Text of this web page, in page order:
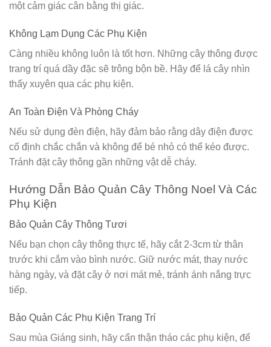
một cảm giác cân bằng thị giác.
Không Lạm Dụng Các Phụ Kiện
Càng nhiều không luôn là tốt hơn. Những cây thông được
trang trí quá dầy đặc sẽ trông bộn bề. Hãy để lá cây nhìn
thấy xuyên qua các phụ kiện.
An Toàn Điện Và Phòng Cháy
Nếu sử dụng đèn điện, hãy đảm bảo rằng dây điện được
cố định chắc chắn và không để bé nhỏ có thể kéo được.
Tránh đặt cây thông gần những vật dễ cháy.
Hướng Dẫn Bảo Quản Cây Thông Noel Và Các
Phụ Kiện
Bảo Quản Cây Thông Tươi
Nếu bạn chọn cây thông thực tế, hãy cắt 2-3cm từ thân
trước khi cắm vào bình nước. Giữ nước mát, thay nước
hàng ngày, và đặt cây ở nơi mát mẻ, tránh ánh nắng trực
tiếp.
Bảo Quản Các Phụ Kiện Trang Trí
Sau mùa Giáng sinh, hãy cẩn thận tháo các phụ kiện, để